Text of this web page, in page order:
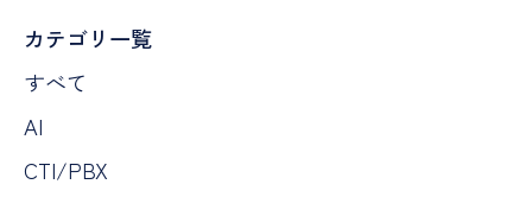
カテゴリ一覧
すべて
AI
CTI/PBX